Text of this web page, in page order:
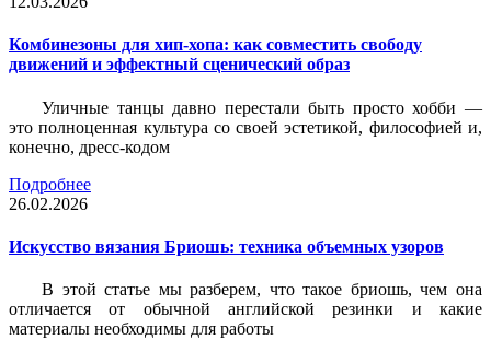
Комбинезоны для хип-хопа: как совместить свободу
движений и эффектный сценический образ
Уличные танцы давно перестали быть просто хобби —
это полноценная культура со своей эстетикой, философией и,
конечно, дресс-кодом
Подробнее
26.02.2026
Искусство вязания Бриошь: техника объемных узоров
В этой статье мы разберем, что такое бриошь, чем она
отличается от обычной английской резинки и какие
материалы необходимы для работы